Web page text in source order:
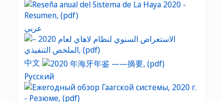
عربي
中文
Русский